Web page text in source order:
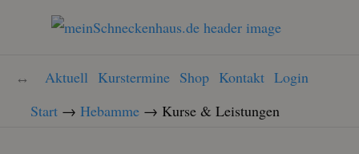
Aktuell Kurstermine Shop Kontakt Login
Start → Hebamme → Kurse & Leistungen